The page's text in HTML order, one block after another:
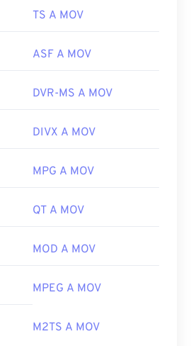
TS A MOV
ASF A MOV
DVR-MS A MOV
DIVX A MOV
MPG A MOV
QT A MOV
MOD A MOV
MPEG A MOV
M2TS A MOV